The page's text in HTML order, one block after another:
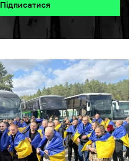
Підписатися